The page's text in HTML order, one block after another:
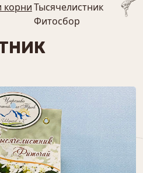
корниТысячелистник
Фитосбор